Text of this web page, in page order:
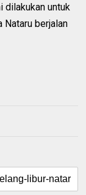
dilakukan untuk
Nataru berjalan